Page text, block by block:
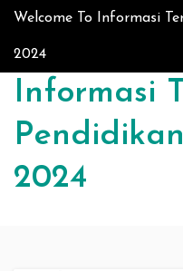
Skip to content
Welcome To Informasi
2024
Informasi
2024